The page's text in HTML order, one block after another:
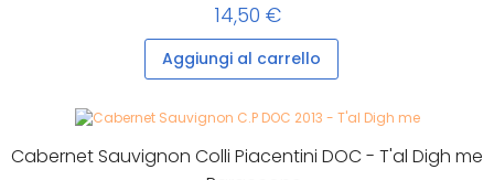
14,50 €
Aggiungi al carrello
Cabernet Sauvignon Colli Piacentini DOC - T'al Digh me